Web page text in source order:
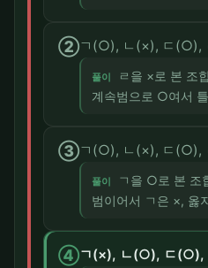
②ㄱ(○), ㄴ(×), ㄷ(○),
풀이
ㄹ을 ×로 본 조
계속범으로 ○여서
③ㄱ(○), ㄴ(×), ㄷ(○),
풀이
ㄱ을 ○로 본 조
범이어서 ㄱ은 ×, 옳
④ㄱ(×), ㄴ(○), ㄷ